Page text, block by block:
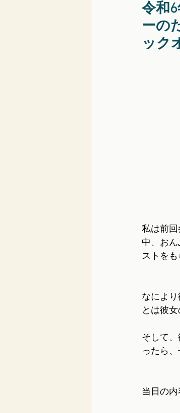
令和
ーの
ック
私は前
中、お
ストを
なによ
とは彼
そして
ったら、
当日の